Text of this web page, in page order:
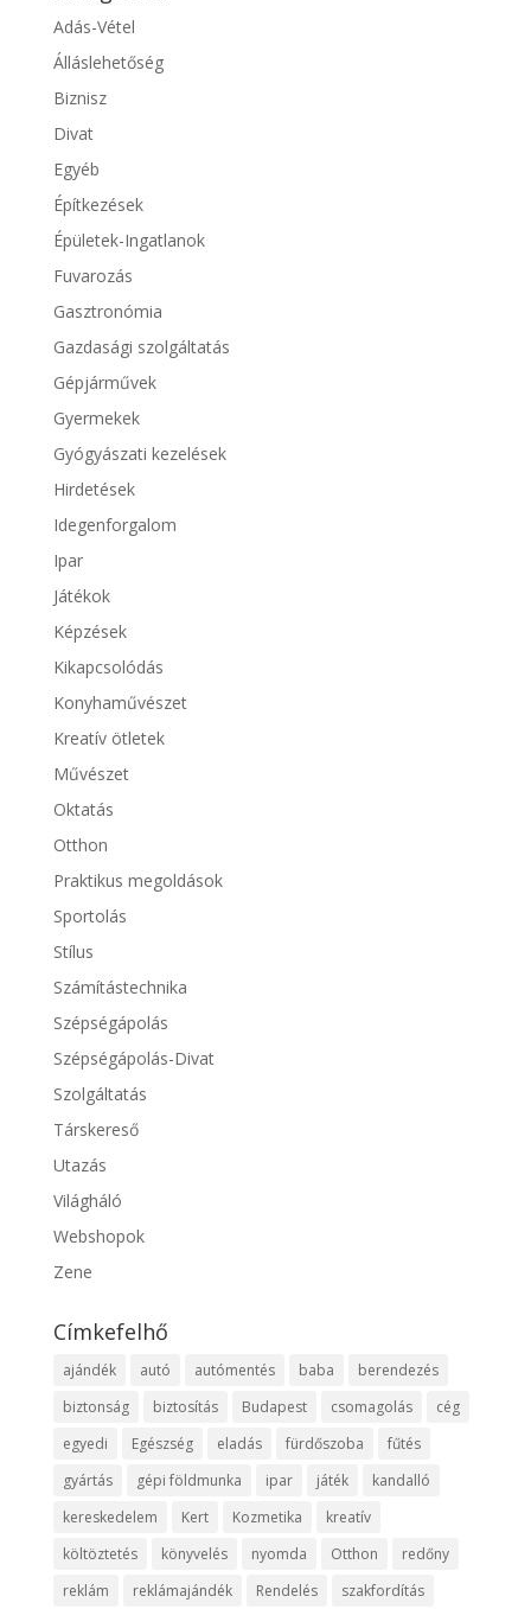
Adás-Vétel
Álláslehetőség
Biznisz
Divat
Egyéb
Építkezések
Épületek-Ingatlanok
Fuvarozás
Gasztronómia
Gazdasági szolgáltatás
Gépjárművek
Gyermekek
Gyógyászati kezelések
Hirdetések
Idegenforgalom
Ipar
Játékok
Képzések
Kikapcsolódás
Konyhaművészet
Kreatív ötletek
Művészet
Oktatás
Otthon
Praktikus megoldások
Sportolás
Stílus
Számítástechnika
Szépségápolás
Szépségápolás-Divat
Szolgáltatás
Társkereső
Utazás
Világháló
Webshopok
Zene
Címkefelhő
ajándék autó autómentés baba
berendezés
biztonság
biztosítás Budapest csomagolás
cég
egyedi
Egészség eladás fürdőszoba
fűtés
gyártás
gépi földmunka ipar játék
kandalló
kereskedelem
Kert Kozmetika
kreatív
költöztetés
könyvelés nyomda Otthon
redőny
reklám
reklámajándék Rendelés szakfordítás